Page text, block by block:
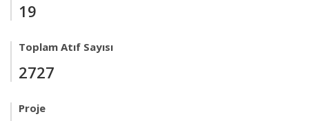
19
Toplam Atıf Sayısı
2727
Proje